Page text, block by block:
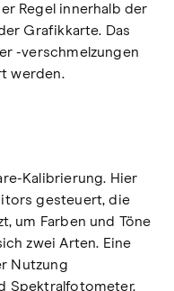
Regel innerhalb der
Grafikkarte. Das
-verschmelzungen
werden.
Kalibrierung. Hier
gesteuert, die
um Farben und Töne
zwei Arten. Eine
Nutzung
Spektralfotometer.